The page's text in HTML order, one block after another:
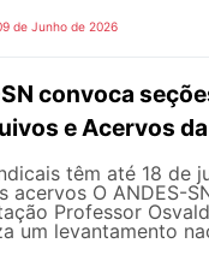
de Junho de 2026
convoca
e Acervos
têm até 18 de
acervos O ANDES-
Professor
um levantamento